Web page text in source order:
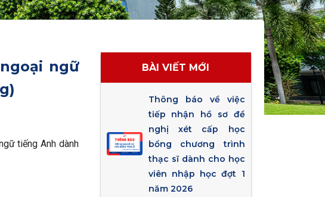
ngữ
tiếng Anh dành
BÀI VIẾT MỚI
Thông báo về việc
tiếp nhận hồ sơ đề
nghị xét cấp học
bổng chương trình
thạc sĩ dành cho học
viên nhập học đợt 1
năm 2026